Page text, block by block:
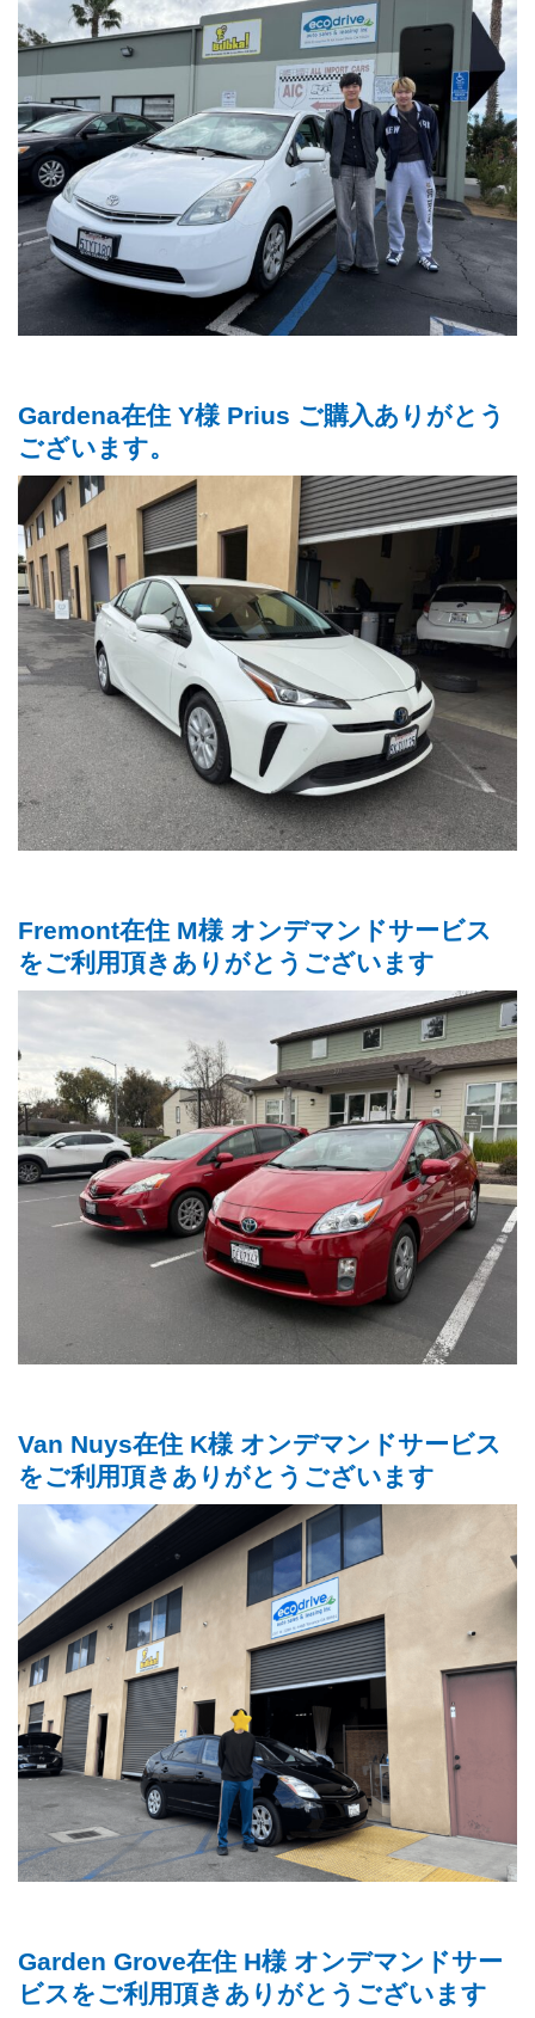
Gardena在住 Y様 Prius ご購入ありがとう
ございます。
Fremont在住 M様 オンデマンドサービス
をご利用頂きありがとうございます
Van Nuys在住 K様 オンデマンドサービス
をご利用頂きありがとうございます
Garden Grove在住 H様 オンデマンドサー
ビスをご利用頂きありがとうございます